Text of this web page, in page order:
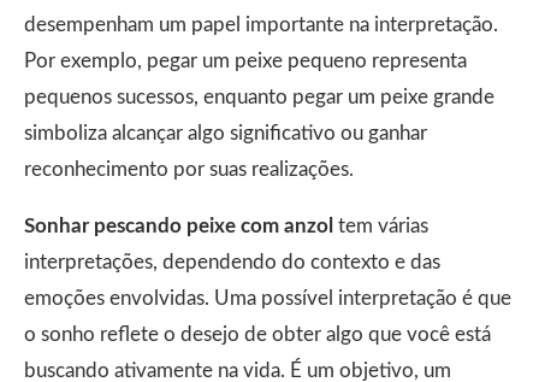
desempenham um papel importante na interpretação.
Por exemplo, pegar um peixe pequeno representa
pequenos sucessos, enquanto pegar um peixe grande
simboliza alcançar algo significativo ou ganhar
reconhecimento por suas realizações.
Sonhar pescando peixe com anzol tem várias
interpretações, dependendo do contexto e das
emoções envolvidas. Uma possível interpretação é que
o sonho reflete o desejo de obter algo que você está
buscando ativamente na vida. É um objetivo, um